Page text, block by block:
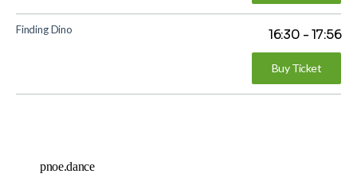
Finding Dino 16:30 -17:56
Buy Ticket
pnoe.dance